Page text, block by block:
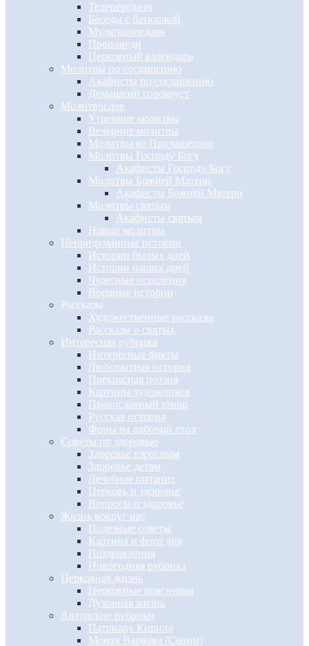
Телепередачи
Беседы с батюшкой
Мульткалендарь
Проповеди
Церковный календарь
Молитвы по соглашению
Акафисты по соглашению
Домашний сорокоуст
Молитвослов
Утренние молитвы
Вечерние молитвы
Молитвы ко Причащению
Молитвы Господу Богу
Акафисты Господу Богу
Молитвы Божией Матери
Акафисты Божией Матери
Молитвы святым
Акафисты святым
Новые молитвы
Непридуманные истории
Истории былых дней
Истории наших дней
Чудесные исцеления
Военные истории
Рассказы
Художественные рассказы
Рассказы о святых
Интересная рубрика
Интересные факты
Любопытная история
Прекрасная поэзия
Картины художников
Православный юмор
Русская история
Фоны на рабочий стол
Советы по здоровью
Здоровье взрослым
Здоровье детям
Лечебное питание
Церковь и здоровье
Вопросы о здоровье
Жизнь вокруг нас
Полезные советы
Картина и фото дня
Поздравления
Новогодняя рубрика
Церковная жизнь
Церковные пояснения
Духовная жизнь
Авторские рубрики
Патриарх Кирилл
Монах Варнава (Санин)